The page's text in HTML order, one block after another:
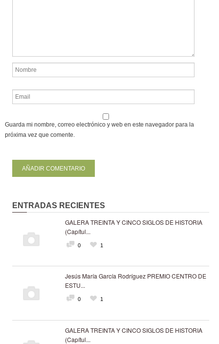
Guarda mi nombre, correo electrónico y web en este navegador para la
próxima vez que comente.
ENTRADAS RECIENTES
GALERA TREINTA Y CINCO SIGLOS DE HISTORIA
(Capítul...
0 1
Jesús María García Rodríguez PREMIO CENTRO DE
ESTU...
0 1
GALERA TREINTA Y CINCO SIGLOS DE HISTORIA
(Capítul...